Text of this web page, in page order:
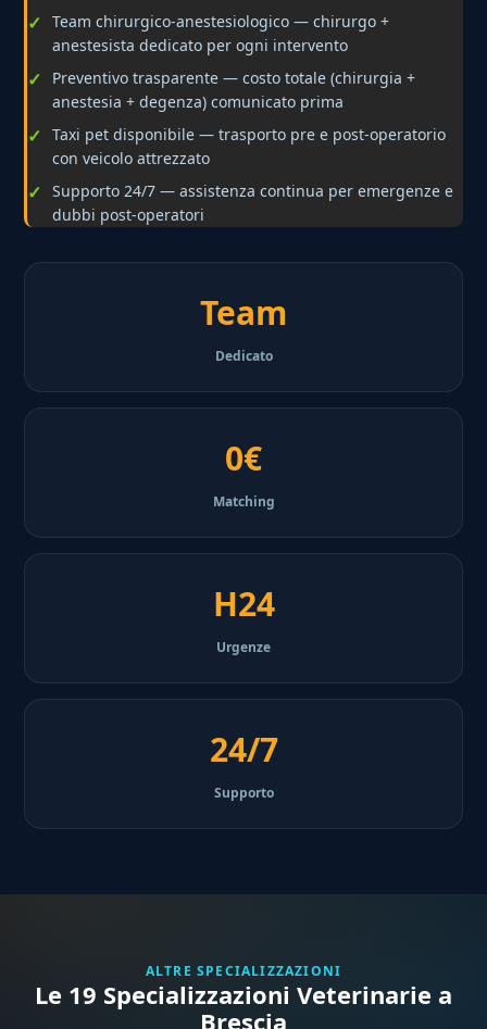
Team chirurgico-anestesiologico — chirurgo +
anestesista dedicato per ogni intervento
Preventivo trasparente — costo totale (chirurgia +
anestesia + degenza) comunicato prima
Taxi pet disponibile — trasporto pre e post-operatorio
con veicolo attrezzato
Supporto 24/7 — assistenza continua per emergenze e
dubbi post-operatori
Team
Dedicato
0€
Matching
H24
Urgenze
24/7
Supporto
ALTRE SPECIALIZZAZIONI
Le 19 Specializzazioni Veterinarie a
Brescia